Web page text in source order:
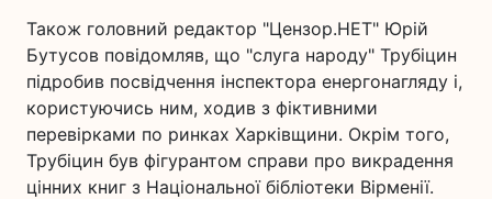
Також головний редактор "Цензор.НЕТ" Юрій
Бутусов повідомляв, що "слуга народу" Трубіцин
підробив посвідчення інспектора енергонагляду і,
користуючись ним, ходив з фіктивними
перевірками по ринках Харківщини. Окрім того,
Трубіцин був фігурантом справи про викрадення
цінних книг з Національної бібліотеки Вірменії.